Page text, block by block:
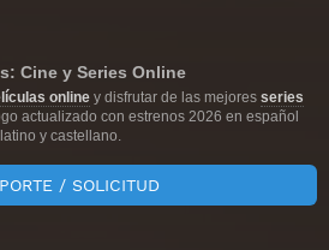
Cine y Series Online
onliney disfrutar de las mejores series
actualizado con estrenos 2026 en español
latino y castellano.
/ SOLICITUD